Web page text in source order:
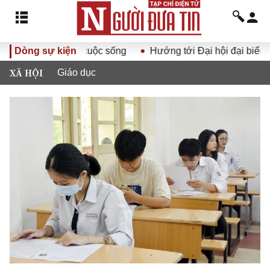
Dòng sự kiện
XIV vào cuộc sống Hướng tới Đại hội đại biểu toàn
XÃ HỘI Giáo dục